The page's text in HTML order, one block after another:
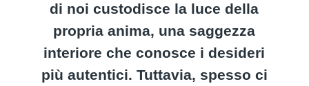
di noi custodisce la luce della
propria anima, una saggezza
interiore che conosce i desideri
più autentici. Tuttavia, spesso ci